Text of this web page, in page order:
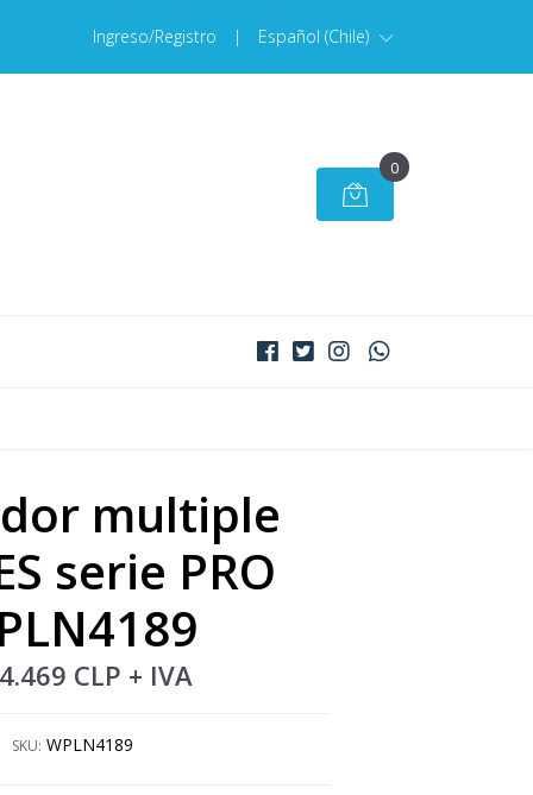
Ingreso/Registro | Español (Chile)
0
multiple
serie PRO
CLP + IVA
SKU: WPLN4189